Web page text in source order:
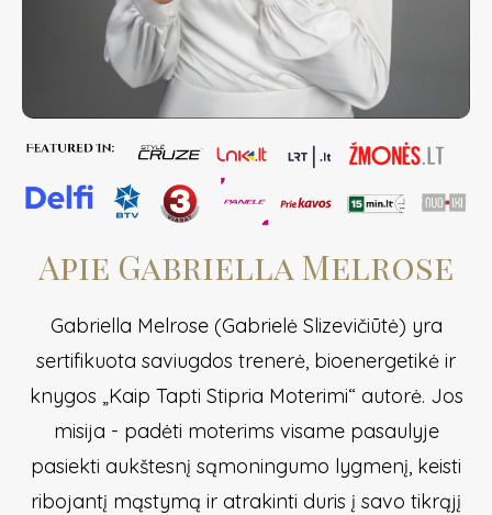
Apie Gabriella Melrose
Gabriella Melrose (Gabrielė Slizevičiūtė) yra
sertifikuota saviugdos trenerė, bioenergetikė ir
knygos „Kaip Tapti Stipria Moterimi“ autorė. Jos
misija - padėti moterims visame pasaulyje
pasiekti aukštesnį sąmoningumo lygmenį, keisti
ribojantį mąstymą ir atrakinti duris į savo tikrąjį